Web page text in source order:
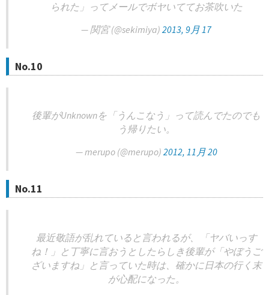
られた」ってメールでボヤいててお茶吹いた
— 関宮 (@sekimiya) 2013, 9月 17
No.10
後輩がUnknownを「うんこなう」って読んでたのでも
う帰りたい。
— merupo (@merupo) 2012, 11月 20
No.11
最近敬語が乱れていると言われるが、「ヤバいっす
ね！」と丁寧に言おうとしたらしき後輩が「やぼうご
ざいますね」と言っていた時は、確かに日本の行く末
が心配になった。